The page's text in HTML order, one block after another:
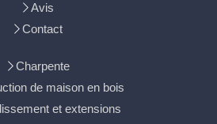
Avis
Contact
Charpente
de maison en bois
et extensions